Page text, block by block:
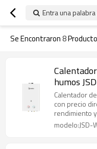
Entra una
Se Encontraron8
humos
Calentador
con precio
rendimiento
modelo:JSD-